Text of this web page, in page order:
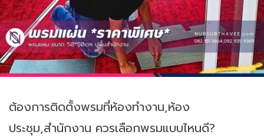
ต้องการติดตั้งพรมที่ห้องทำงาน,ห้อง
ประชุม,สำนักงาน ควรเลือกพรมแบบไหนดี?